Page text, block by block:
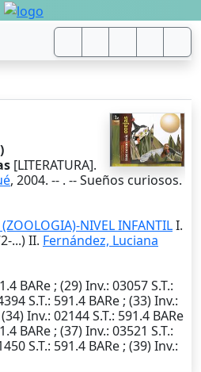
[LITERATURA].
, 2004. -- . -- Sueños curiosos.
NIVEL INFANTILI.
...) II. Fernández, Luciana
BARe ; (29)Inv.: 03057S.T.:
S.T.: 591.4 BARe ; (33)Inv.:
Inv.: 02144S.T.: 591.4 BARe
BARe ; (37)Inv.: 03521 S.T.:
S.T.: 591.4 BARe ; (39)Inv.: